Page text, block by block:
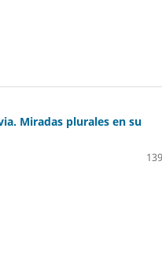
Miradas plurales en su